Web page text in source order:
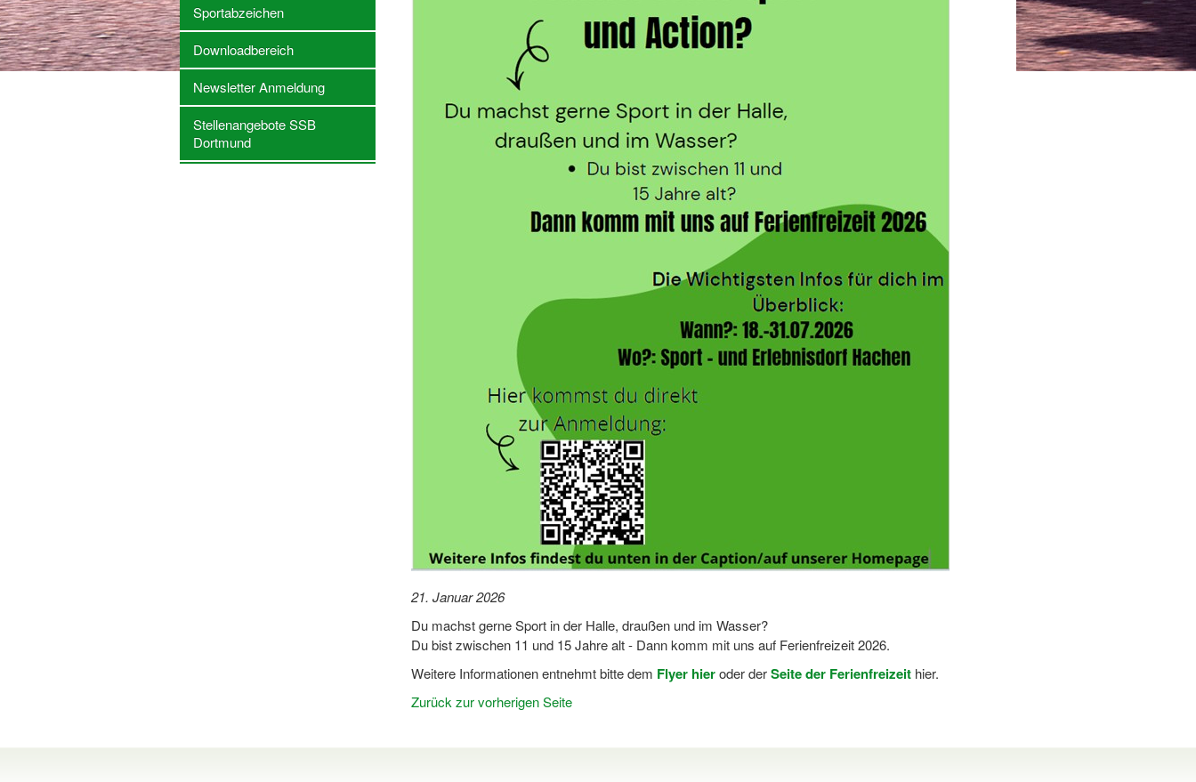
Sportabzeichen
Downloadbereich
Newsletter Anmeldung
Stellenangebote SSB
Dortmund
21. Januar 2026
Du machst gerne Sport in der Halle, draußen und im Wasser?
Du bist zwischen 11 und 15 Jahre alt - Dann komm mit uns auf Ferienfreizeit 2026.
Weitere Informationen entnehmt bitte dem Flyer hieroder derSeite der Ferienfreizeit hier.
Zurück zur vorherigen Seite